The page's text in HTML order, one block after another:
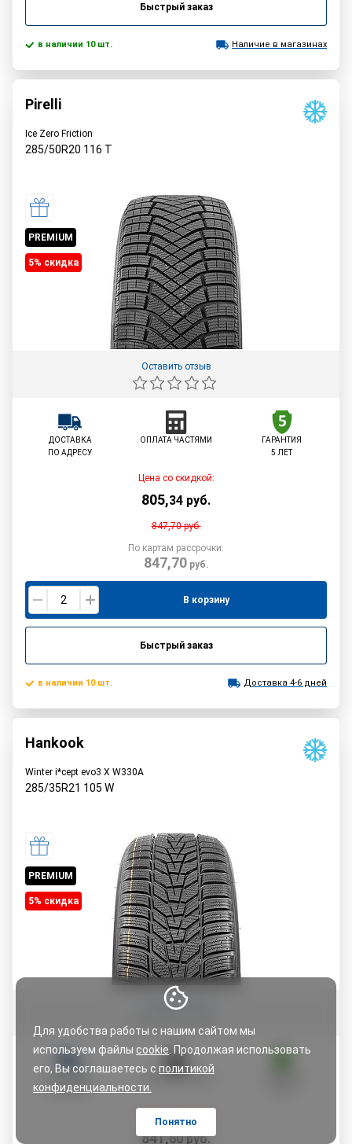
Для удобства работы с нашим сайтом мы
используем файлы cookie . Продолжая использовать
его, Вы соглашаетесь с политикой
конфиденциальности.
Понятно
Быстрый заказ
в наличии 10 шт. Наличие в магазинах
Pirelli
Ice Zero Friction
285/50R20 116 T
PREMIUM
5% cкидка
Оставить отзыв
ДОСТАВКА
ПО АДРЕСУ
ОПЛАТА ЧАСТЯМИ
ГАРАНТИЯ
5 ЛЕТ
Цена со скидкой:
805,34 руб.
847,70руб.
По картам рассрочки:
847,70руб.
В корзину
Быстрый заказ
в наличии 10 шт. Доставка 4-6 дней
Hankook
Winter i*cept evo3 X W330A
285/35R21 105 W
PREMIUM
5% cкидка
Оставить отзыв
ПО АДРЕСУ
Цена со скидкой:
841,60руб.